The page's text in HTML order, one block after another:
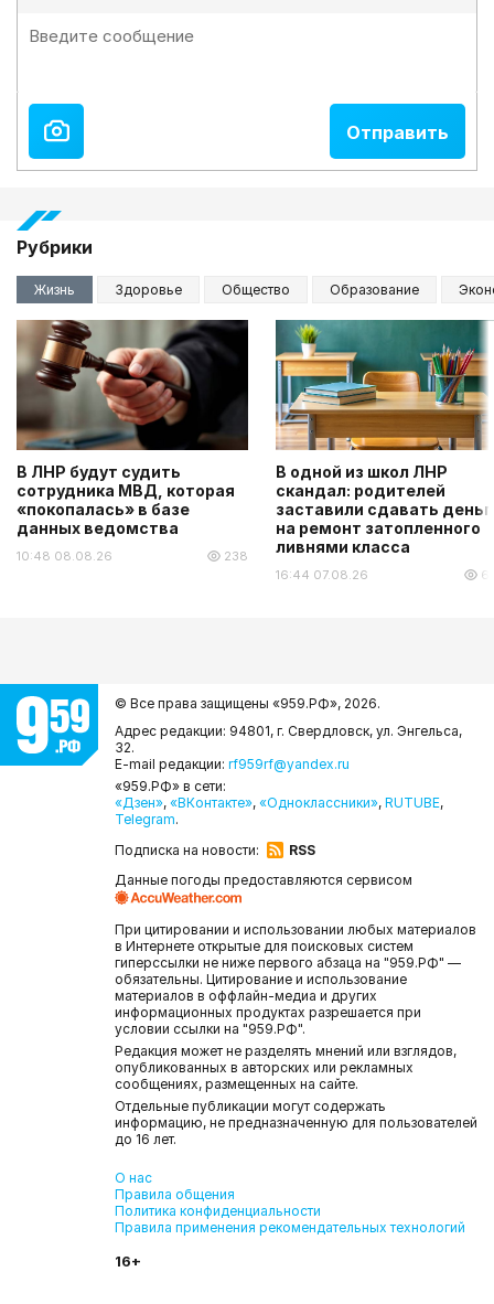
Рубрики
Жизнь Здоровье Общество Образование
В ЛНР будут судить
сотрудника МВД, которая
«покопалась» в базе
данных ведомства
10:48 08.08.26 238
В одной из школ ЛНР
скандал: родителей
заставили сдавать
на ремонт затопленного
ливнями класса
16:44 07.08.26
© Все права защищены «959.РФ», 2026.
Адрес редакции: 94801, г. Свердловск, ул. Энгельса,
32.
E-mail редакции: rf959rf@yandex.ru
«959.РФ» в сети:
«Дзен», «ВКонтакте», «Одноклассники», RUTUBE,
Telegram.
Подписка на новости:
RSS
Данные погоды предоставляются сервисом
При цитировании и использовании любых материалов
в Интернете открытые для поисковых систем
гиперссылки не ниже первого абзаца на "959.РФ" —
обязательны. Цитирование и использование
материалов в оффлайн-медиа и других
информационных продуктах разрешается при
условии ссылки на "959.РФ".
Редакция может не разделять мнений или взглядов,
опубликованных в авторских или рекламных
сообщениях, размещенных на сайте.
Отдельные публикации могут содержать
информацию, не предназначенную для пользователей
до 16 лет.
О нас
Правила общения
Политика конфиденциальности
Правила применения рекомендательных технологий
16+